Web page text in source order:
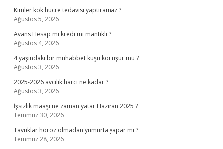
Kimler kök hücre tedavisi yaptıramaz ?
Ağustos 5, 2026
Avans Hesap mı kredi mi mantıklı ?
Ağustos 4, 2026
4 yaşındaki bir muhabbet kuşu konuşur mu ?
Ağustos 3, 2026
2025-2026 avcılık harcı ne kadar ?
Ağustos 3, 2026
İşsizlik maaşı ne zaman yatar Haziran 2025 ?
Temmuz 30, 2026
Tavuklar horoz olmadan yumurta yapar mı ?
Temmuz 28, 2026